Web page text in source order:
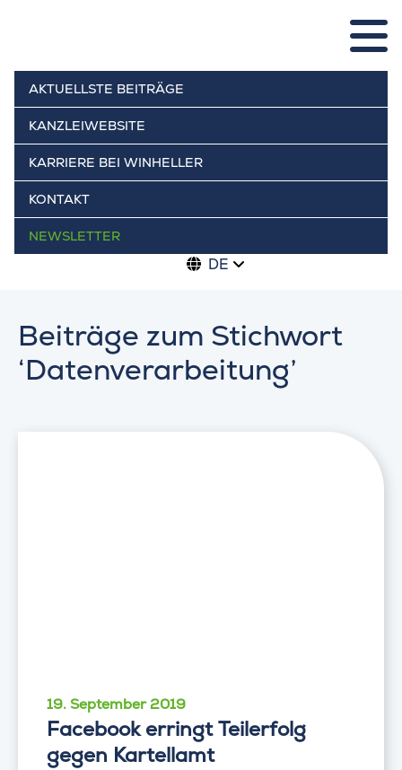
AKTUELLSTE BEITRÄGE
KANZLEIWEBSITE
KARRIERE BEI WINHELLER
KONTAKT
NEWSLETTER
DE
Beiträge zum Stichwort
‘Datenverarbeitung’
19. September 2019
Facebook erringt Teilerfolg
gegen Kartellamt